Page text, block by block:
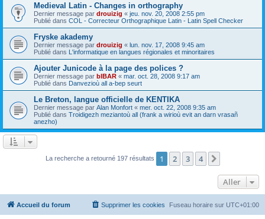
Medieval Latin - Changes in orthography
Dernier message par drouizig « jeu. nov. 20, 2008 2:55 pm
Publié dans COL - Correcteur Orthographique Latin - Latin Spell Checker
Fryske akademy
Dernier message par drouizig « lun. nov. 17, 2008 9:45 am
Publié dans L'informatique en langues régionales et minoritaires
Ajouter Junicode à la page des polices ?
Dernier message par bIBAR « mar. oct. 28, 2008 9:17 am
Publié dans Danvezioù all a-bep seurt
Le Breton, langue officielle de KENTIKA
Dernier message par Alan Monfort « mer. oct. 22, 2008 9:35 am
Publié dans Troidigezh meziantoù all (frank a wirioù evit an darn vrasañ
anezho)
La recherche a retourné 197 résultats 1 2 3 4
Aller
Accueil du forum Fuseau horaire sur UTC+01:00
Supprimer les cookies